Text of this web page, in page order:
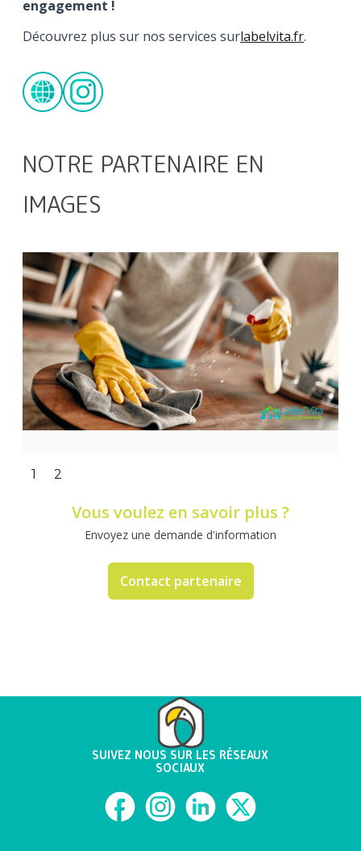
engagement !
Découvrez plus sur nos services surlabelvita.fr.
NOTRE PARTENAIRE EN
IMAGES
1 2
Vous voulez en savoir plus ?
Envoyez une demande d'information
Contact partenaire
SUIVEZ NOUS SUR LES RÉSEAUX
SOCIAUX